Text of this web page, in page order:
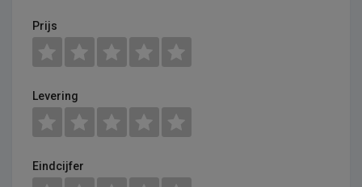
Prijs
Levering
Eindcijfer